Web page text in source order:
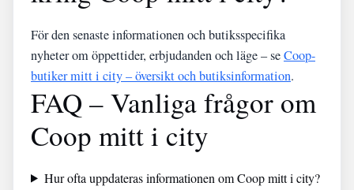
För den senaste informationen och butiksspecifika
nyheter om öppettider, erbjudanden och läge – seCoop-
butiker mitt i city – översikt och butiksinformation.
FAQ – Vanliga frågor om
Coop mitt i city
Hur ofta uppdateras informationen om Coop mitt i city?